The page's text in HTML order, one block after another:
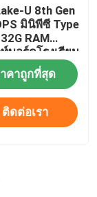
U 8th Gen
มินิพีซี Type
RAM
บอร์ดโรงเรียน
คาถูกที่สุด
ติดต่อเรา